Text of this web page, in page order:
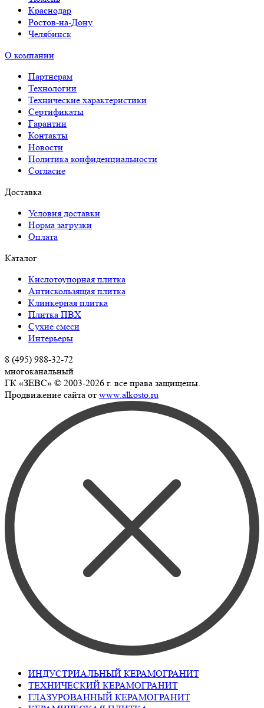
Краснодар
Ростов-на-Дону
Челябинск
О компании
Партнерам
Технологии
Технические характеристики
Сертификаты
Гарантии
Контакты
Новости
Политика конфиденциальности
Согласие
Доставка
Условия доставки
Норма загрузки
Оплата
Каталог
Кислотоупорная плитка
Антискользящая плитка
Клинкерная плитка
Плитка ПВХ
Сухие смеси
Интерьеры
8 (495) 988-32-72
многоканальный
ГК «ЗЕВС» © 2003-2026 г. все права защищены.
Продвижение сайта от www.alkosto.ru
ИНДУСТРИАЛЬНЫЙ КЕРАМОГРАНИТ
ТЕХНИЧЕСКИЙ КЕРАМОГРАНИТ
ГЛАЗУРОВАННЫЙ КЕРАМОГРАНИТ